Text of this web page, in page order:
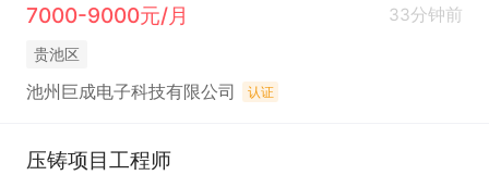
7000-9000元/月
33分钟前
贵池区
池州巨成电子科技有限公司 认证
压铸项目工程师